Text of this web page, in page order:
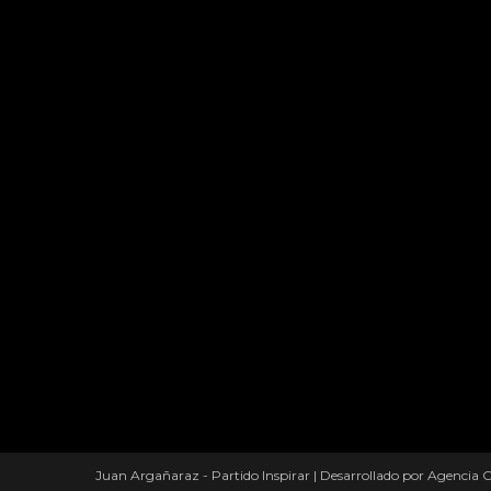
Juan Argañaraz - Partido Inspirar | Desarrollado por Agencia